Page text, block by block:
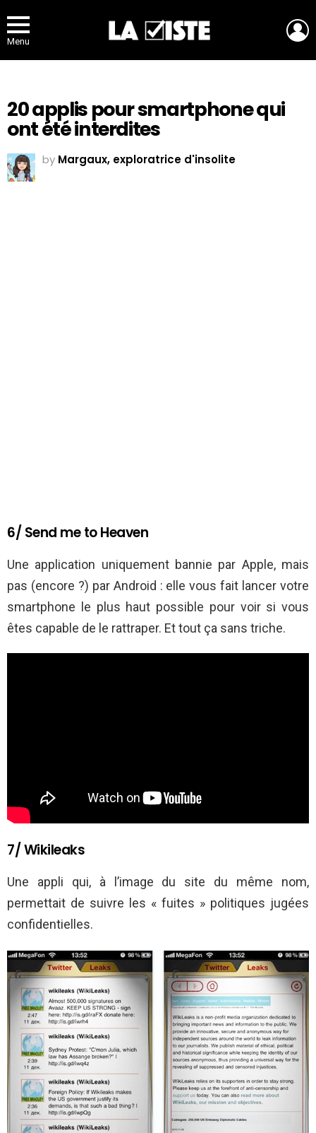
Menu
20 applis pour smartphone qui
ont été interdites
by Margaux, exploratrice d'insolite
6/ Send me to Heaven
Une application uniquement bannie par Apple, mais
pas (encore ?) par Android : elle vous fait lancer votre
smartphone le plus haut possible pour voir si vous
êtes capable de le rattraper. Et tout ça sans triche.
7/ Wikileaks
Une appli qui, à l’image du site du même nom,
permettait de suivre les « fuites » politiques jugées
confidentielles.